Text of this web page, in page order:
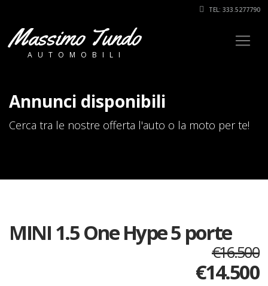
TEL: 333.5277790
Massimo Tundo
AUTOMOBILI
Annunci disponibili
Cerca tra le nostre offerta l'auto o la moto per te!
MINI 1.5 One Hype 5 porte
€16.500
€14.500